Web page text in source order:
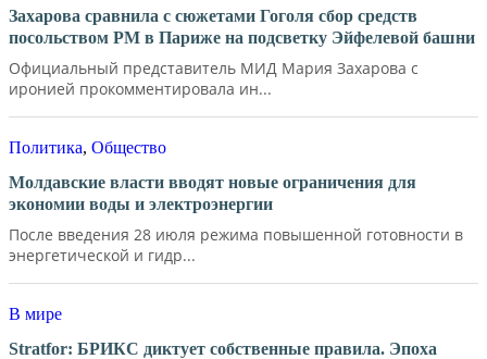
Захарова сравнила с сюжетами Гоголя сбор средств
посольством РМ в Париже на подсветку Эйфелевой башни
Официальный представитель МИД Мария Захарова с
иронией прокомментировала ин...
Политика, Общество
Молдавские власти вводят новые ограничения для
экономии воды и электроэнергии
После введения 28 июля режима повышенной готовности в
энергетической и гидр...
В мире
Stratfor: БРИКС диктует собственные правила. Эпоха